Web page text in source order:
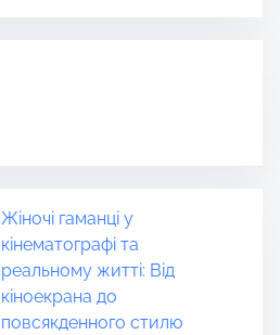
Жіночі гаманці у
кінематографі та
реальному житті: Від
кіноекрана до
повсякденного стилю